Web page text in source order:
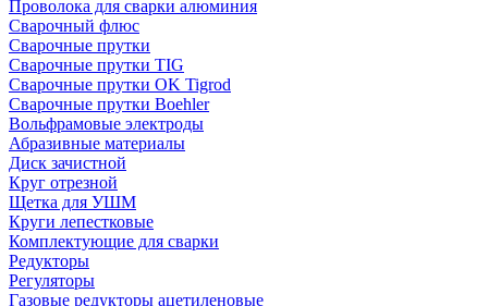
Проволока для сварки алюминия
Сварочный флюс
Сварочные прутки
Сварочные прутки TIG
Сварочные прутки OK Tigrod
Сварочные прутки Boehler
Вольфрамовые электроды
Абразивные материалы
Диск зачистной
Круг отрезной
Щетка для УШМ
Круги лепестковые
Комплектующие для сварки
Редукторы
Регуляторы
Газовые редукторы ацетиленовые